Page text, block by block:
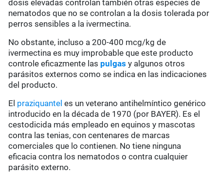
dosis elevadas controlan también otras especies de
nematodos que no se controlan a la dosis tolerada por
perros sensibles a la ivermectina.
No obstante, incluso a 200-400 mcg/kg de
ivermectina es muy improbable que este producto
controle eficazmente las pulgas y algunos otros
parásitos externos como se indica en las indicaciones
del producto.
El praziquantel es un veterano antihelmíntico genérico
introducido en la década de 1970 (por BAYER). Es el
cestodicida más empleado en equinos y mascotas
contra las tenias, con centenares de marcas
comerciales que lo contienen. No tiene ninguna
eficacia contra los nematodos o contra cualquier
parásito externo.